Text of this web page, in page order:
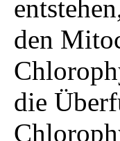
den
die